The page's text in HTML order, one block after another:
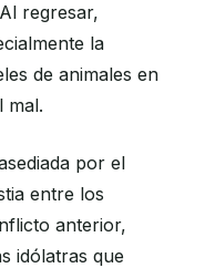
regresar,
la
de animales en
mal.
por el
entre los
anterior,
idólatras que